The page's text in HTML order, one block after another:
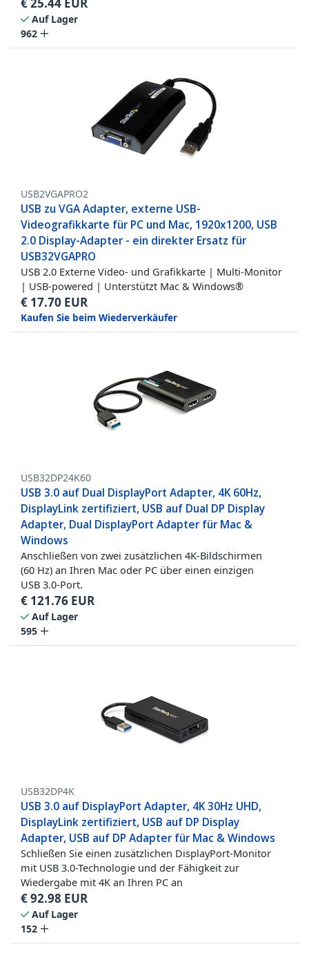
Auf Lager
962
USB2VGAPRO2
USB zu VGA Adapter, externe USB-
Videografikkarte für PC und Mac, 1920x1200, USB
2.0 Display-Adapter - ein direkter Ersatz für
USB32VGAPRO
USB 2.0 Externe Video- und Grafikkarte | Multi-Monitor
| USB-powered | Unterstützt Mac & Windows®
€ 17.70 EUR
Kaufen Sie beim Wiederverkäufer
USB32DP24K60
USB 3.0 auf Dual DisplayPort Adapter, 4K 60Hz,
DisplayLink zertifiziert, USB auf Dual DP Display
Adapter, Dual DisplayPort Adapter für Mac &
Windows
Anschließen von zwei zusätzlichen 4K-Bildschirmen
(60 Hz) an Ihren Mac oder PC über einen einzigen
USB 3.0-Port.
€ 121.76 EUR
Auf Lager
595
USB32DP4K
USB 3.0 auf DisplayPort Adapter, 4K 30Hz UHD,
DisplayLink zertifiziert, USB auf DP Display
Adapter, USB auf DP Adapter für Mac & Windows
Schließen Sie einen zusätzlichen DisplayPort-Monitor
mit USB 3.0-Technologie und der Fähigkeit zur
Wiedergabe mit 4K an Ihren PC an
€92.98 EUR
Auf Lager
152